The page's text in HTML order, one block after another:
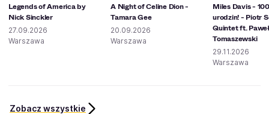
Legends of America by
Nick Sinckler
27.09.2026
Warszawa
A Night of Celine Dion -
Tamara Gee
20.09.2026
Warszawa
Miles Davis -
urodzin! - Piotr
Quintet ft.
Tomaszewski
29.11.2026
Warszawa
Zobacz wszystkie